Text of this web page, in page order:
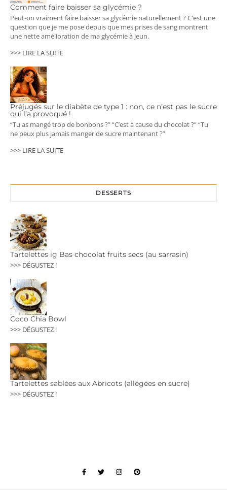
Comment faire baisser sa glycémie ?
Peut-on vraiment faire baisser sa glycémie naturellement ? C'est une
question que je me pose depuis que mes prises de sang montrent
une nette amélioration de ma glycémie à jeun.
>>> LIRE LA SUITE
Préjugés sur le diabète de type 1 : non, ce n’est pas le sucre
qui l’a provoqué !
“Tu as mangé trop de bonbons ?” “C’est à cause du chocolat ?” “Tu
ne peux plus jamais manger de sucre maintenant ?”
>>> LIRE LA SUITE
DESSERTS
Tartelettes ig Bas chocolat fruits secs (au sarrasin)
>>> DÉGUSTEZ !
Coco Chia Bowl
>>> DÉGUSTEZ !
Tartelettes sablées aux Abricots (allégées en sucre)
>>> DÉGUSTEZ !